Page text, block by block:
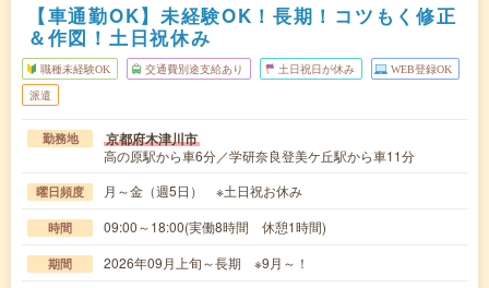
【車通勤OK】未経験OK！長期！コツもく修正
＆作図！土日祝休み
職種未経験OK 交通費別途支給あり 土日祝日が休み WEB登録OK
派遣
勤務地 京都府木津川市
高の原駅から車6分／学研奈良登美ケ丘駅から車11分
曜日頻度 月～金（週5日） ※土日祝お休み
時間 09:00～18:00(実働8時間 休憩1時間)
期間 2026年09月上旬～長期 ※9月～！